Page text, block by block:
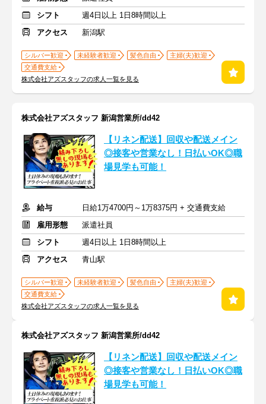
シフト
週4日以上 1日8時間以上
アクセス
新潟駅
シルバー歓迎 未経験者歓迎 髪色自由
主婦(夫)歓迎
交通費支給
株式会社アズスタッフの求人一覧を見る
株式会社アズスタッフ 新潟営業所/dd42
【リネン配送】回収や配送メイン
◎接客や営業なし！日払いOK◎職
場見学も可能！
給与
日給1万4700円～1万8375円 + 交通費支給
雇用形態
派遣社員
シフト
週4日以上 1日8時間以上
アクセス
青山駅
シルバー歓迎 未経験者歓迎 髪色自由
主婦(夫)歓迎
交通費支給
株式会社アズスタッフの求人一覧を見る
株式会社アズスタッフ 新潟営業所/dd42
【リネン配送】回収や配送メイン
◎接客や営業なし！日払いOK◎職
場見学も可能！